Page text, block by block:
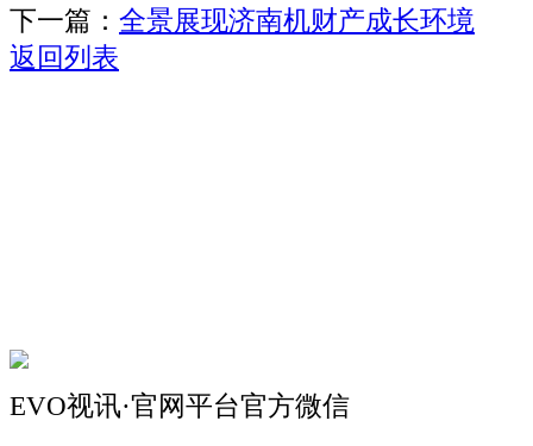
下一篇： 全景展现济南机财产成长环境
返回列表
EVO视讯·官网平台官方微信